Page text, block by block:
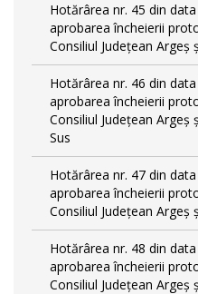
Hotărârea nr. 45 din
aprobarea încheierii
Consiliul Județean Argeș
Hotărârea nr. 46 din
aprobarea încheierii
Consiliul Județean Argeș
Sus
Hotărârea nr. 47 din
aprobarea încheierii
Consiliul Județean Argeș
Hotărârea nr. 48 din
aprobarea încheierii
Consiliul Județean Argeș